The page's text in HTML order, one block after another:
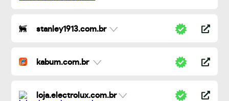
stanley1913.com.br
kabum.com.br
loja.electrolux.com.br